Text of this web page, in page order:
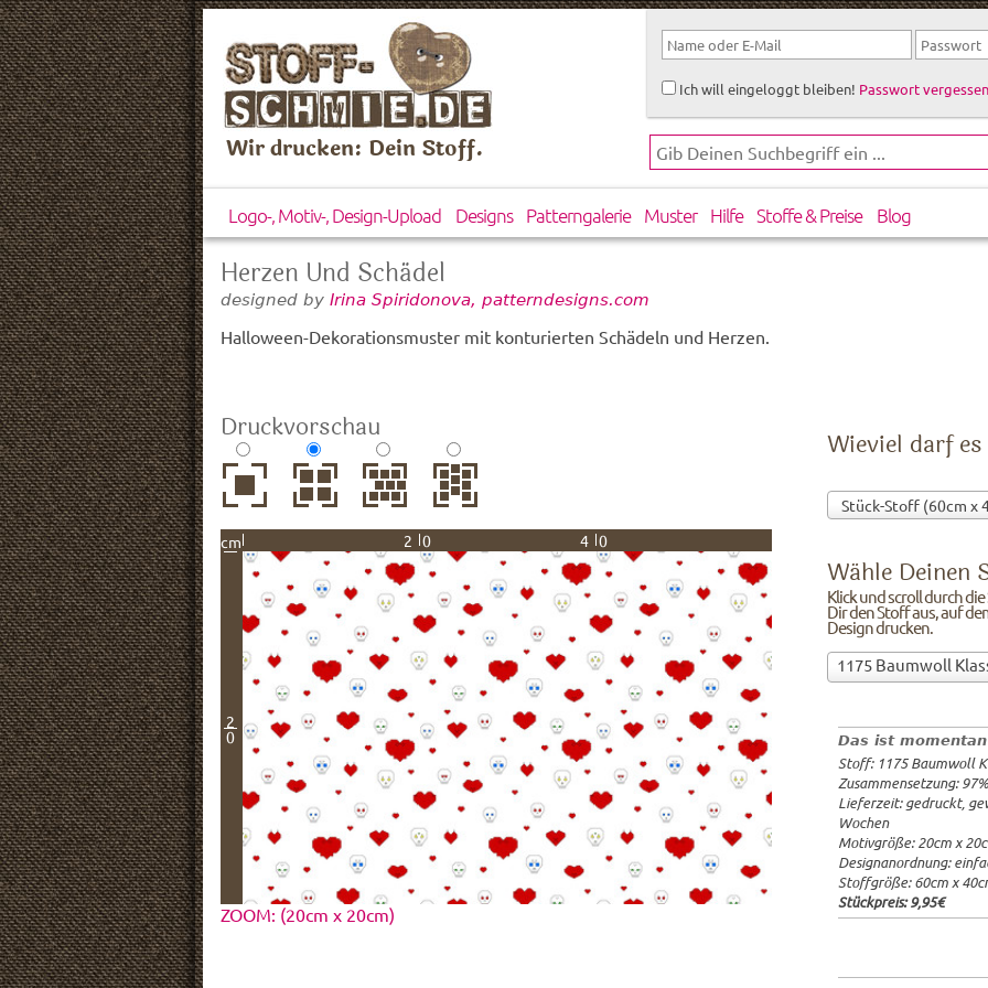
Wir drucken: Dein Stoff.
Ich will eingeloggt bleiben! Passwort
Logo-, Motiv-, Design-Upload Designs Patterngalerie Muster Hilfe Stoffe & Preise Blog
Herzen Und Schädel
designed by Irina Spiridonova, patterndesigns.com
Halloween-Dekorationsmuster mit konturierten Schädeln und Herzen.
Das ist
Stoff: 1175 Baumwoll
Zusammensetzung:
Lieferzeit: gedruckt,
Wochen
Motivgröße: 20cm x
Designanordnung:
Stoffgröße: 60cm x
Stückpreis:9,95€
Druckvorschau
cm 20 40
2
0
ZOOM: (20cm x 20cm)
Wieviel darf es
Wähle Deinen
Klick und scroll durch
Dir den Stoff aus, auf
Design drucken.
1175 Baumwoll
Gewicht:
Lieferzeit:
20x20cm:
60x40cm:
ab 1m:
ab 10m:
ab 50m:
Wähle
Deinen
und
scroll
durch
die
Stoffübersicht
und
suche
Dir
den
Stoff
dem